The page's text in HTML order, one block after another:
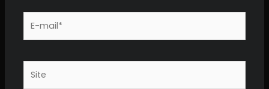
mail*